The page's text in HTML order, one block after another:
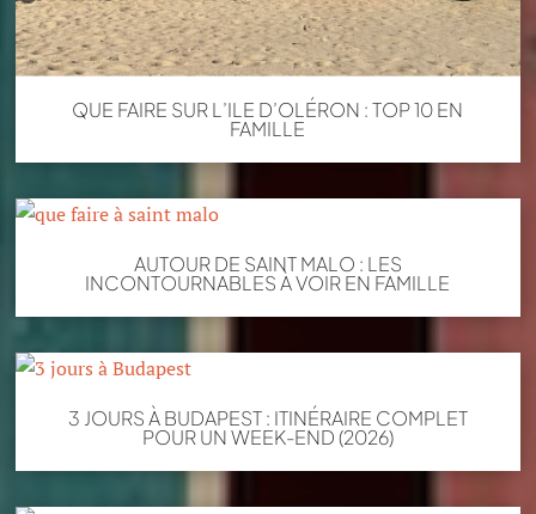
QUE FAIRE SUR L’ILE D’OLÉRON : TOP 10 EN
FAMILLE
AUTOUR DE SAINT MALO : LES
INCONTOURNABLES À VOIR EN FAMILLE
3 JOURS À BUDAPEST : ITINÉRAIRE COMPLET
POUR UN WEEK-END (2026)